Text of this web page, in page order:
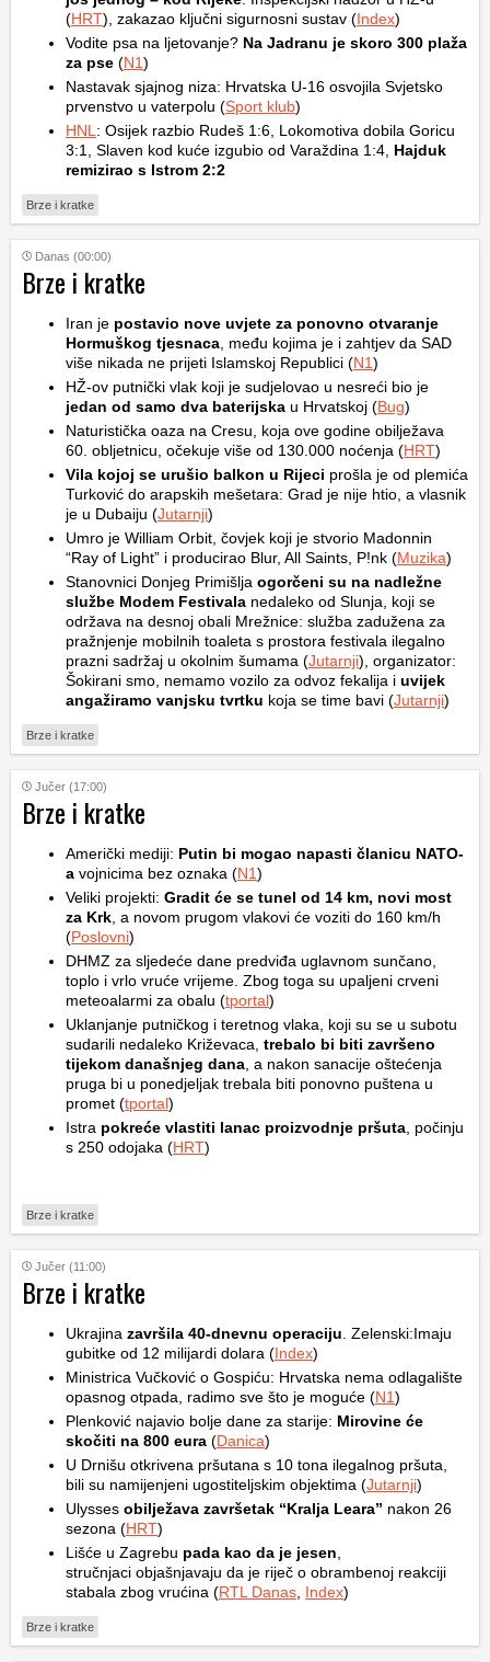
(HRT), zakazao ključni sigurnosni sustav (Index)
Vodite psa na ljetovanje? Na Jadranu je skoro 300 plaža
za pse (N1)
Nastavak sjajnog niza: Hrvatska U-16 osvojila Svjetsko
prvenstvo u vaterpolu (Sport klub)
HNL : Osijek razbio Rudeš 1:6, Lokomotiva dobila Goricu
3:1, Slaven kod kuće izgubio od Varaždina 1:4, Hajduk
remizirao s Istrom 2:2
Brze i kratke
Danas (00:00)
Brze i kratke
Iran je postavio nove uvjete za ponovno otvaranje
Hormuškog tjesnaca , među kojima je i zahtjev da SAD
više nikada ne prijeti Islamskoj Republici (N1)
HŽ-ov putnički vlak koji je sudjelovao u nesreći bio je
jedan od samo dva baterijska u Hrvatskoj (Bug)
Naturistička oaza na Cresu, koja ove godine obilježava
60. obljetnicu, očekuje više od 130.000 noćenja (HRT)
Vila kojoj se urušio balkon u Rijeci prošla je od plemića
Turković do arapskih mešetara: Grad je nije htio, a vlasnik
je u Dubaiju (Jutarnji)
Umro je William Orbit, čovjek koji je stvorio Madonnin
“Ray of Light” i producirao Blur, All Saints, P!nk (Muzika)
Stanovnici Donjeg Primišlja ogorčeni su na nadležne
službe Modem Festivala nedaleko od Slunja, koji se
održava na desnoj obali Mrežnice: služba zadužena za
pražnjenje mobilnih toaleta s prostora festivala ilegalno
prazni sadržaj u okolnim šumama (Jutarnji), organizator:
Šokirani smo, nemamo vozilo za odvoz fekalija i uvijek
angažiramo vanjsku tvrtku koja se time bavi (Jutarnji)
Brze i kratke
Jučer (17:00)
Brze i kratke
Američki mediji: Putin bi mogao napasti članicu NATO-
a vojnicima bez oznaka (N1)
Veliki projekti: Gradit će se tunel od 14 km, novi most
za Krk , a novom prugom vlakovi će voziti do 160 km/h
(Poslovni)
DHMZ za sljedeće dane predviđa uglavnom sunčano,
toplo i vrlo vruće vrijeme. Zbog toga su upaljeni crveni
meteoalarmi za obalu (tportal)
Uklanjanje putničkog i teretnog vlaka, koji su se u subotu
sudarili nedaleko Križevaca, trebalo bi biti završeno
tijekom današnjeg dana , a nakon sanacije oštećenja
pruga bi u ponedjeljak trebala biti ponovno puštena u
promet (tportal)
Istra pokreće vlastiti lanac proizvodnje pršuta , počinju
s 250 odojaka (HRT)
Brze i kratke
Jučer (11:00)
Brze i kratke
Ukrajina završila 40-dnevnu operaciju . Zelenski:Imaju
gubitke od 12 milijardi dolara (Index)
Ministrica Vučković o Gospiću: Hrvatska nema odlagalište
opasnog otpada, radimo sve što je moguće (N1)
Plenković najavio bolje dane za starije: Mirovine će
skočiti na 800 eura (Danica)
U Drnišu otkrivena pršutana s 10 tona ilegalnog pršuta,
bili su namijenjeni ugostiteljskim objektima (Jutarnji)
Ulysses obilježava završetak “Kralja Leara” nakon 26
sezona (HRT)
Lišće u Zagrebu pada kao da je jesen
stručnjaci objašnjavaju da je riječ o obrambenoj reakciji
stabala zbog vrućina (RTL Danas Index)
Brze i kratke